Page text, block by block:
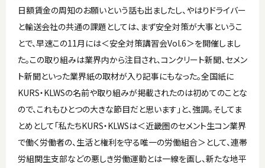
日額賃金の周知のお願いという話も出ましたし、やはりドライバー
と輸送会社の共通の課題としては、まず安全対策が大事というこ
とで、早速この11月には＜安全対策講習会Vol.6＞を開催しまし
た。この取り組みは業界内から注目され、コンクリート新聞、セメン
ト新聞といった業界紙の取材が入り記事にもなった。全国紙に
KURS・KLWSの名前や取り組みが掲載されたのは初めてのことな
ので、これもひとつの大きな節目だと思います」と、強調。そしてま
とめとして「私たちKURS・KLWSは＜近畿圏のセメント生コン業界
で働く労働者の、生活と権利を守る唯一の労働組合＞として、連帯
労組関生支部などの悪しき労働運動とは一線を画し、新たな地平